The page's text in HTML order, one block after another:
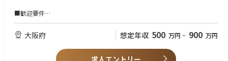
社内外における連携が多いプロジェクト業務において、次の時代を担うリ
【仕事のやりがい】
少数精鋭の組織だからこその機動力、枠に捕らわれない自由があり、自分
の考え・思いで大きな組織（事業部）を動かすエンジンになれる部門で
■歓迎要件
海外の建設、プラント立ち上げの経験者
＜歓迎資格＞
一級建築士、一級施工管理技士、認定ファシリティーマネージャー等
大阪府 想定年収 500 万円 ~ 900 万円